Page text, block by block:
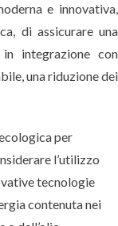
e innovativa,
di assicurare una
in integrazione con
una riduzione dei
per
l’utilizzo
tecnologie
contenuta nei